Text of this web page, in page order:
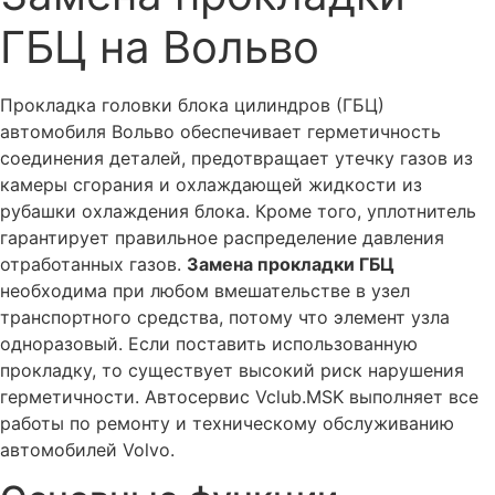
Отключение EGR, заднего датчика кислорода/лямбда
зонда для Вольво
Чип-тюнинг Евро-2 автомобиля Вольво
Ремонт приборной панели Вольво
Ремонт блока управления люком и панорамной крышей
Вольво
Ремонт центрального замка, системы
централизованного запирания автомобиля Вольво
Ремонт блока управления вентилятором охлаждения
двигателя Вольво
Ремонт блока управления и насоса Haldex Вольво
Диагностика и ремонт системы полного привода Вольво
Ремонт электронных блоков ABS Вольво
Диагностика систем ABS и DSTC Вольво
Поиск утечки тока, произвольный разряд аккумулятора
ГБЦ на Вольво
Прокладка головки блока цилиндров (ГБЦ)
автомобиля Вольво обеспечивает герметичность
соединения деталей, предотвращает утечку газов из
камеры сгорания и охлаждающей жидкости из
рубашки охлаждения блока. Кроме того, уплотнитель
гарантирует правильное распределение давления
отработанных газов. Замена прокладки ГБЦ
необходима при любом вмешательстве в узел
транспортного средства, потому что элемент узла
одноразовый. Если поставить использованную
прокладку, то существует высокий риск нарушения
герметичности. Автосервис Vclub.MSK выполняет все
работы по ремонту и техническому обслуживанию
автомобилей Volvo.